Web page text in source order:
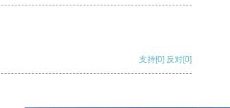
支持[0] 反对[0]